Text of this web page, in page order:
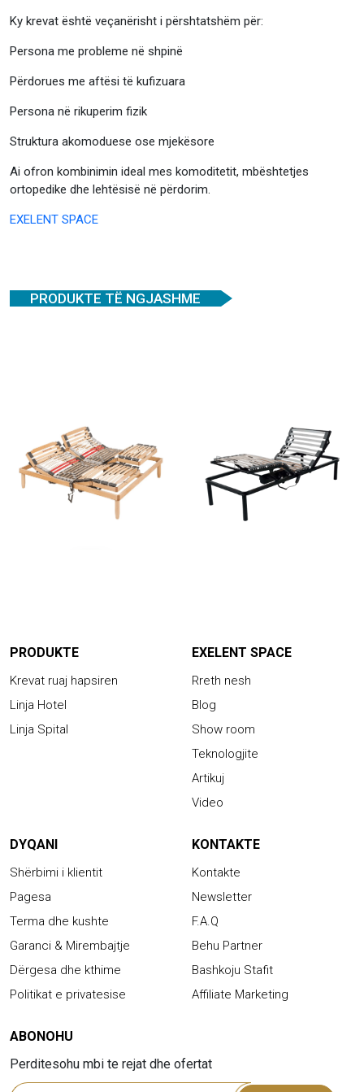
Ky krevat është veçanërisht i përshtatshëm për:
Persona me probleme në shpinë
Përdorues me aftësi të kufizuara
Persona në rikuperim fizik
Struktura akomoduese ose mjekësore
Ai ofron kombinimin ideal mes komoditetit, mbështetjes
ortopedike dhe lehtësisë në përdorim.
EXELENT SPACE
PRODUKTE TË NGJASHME
PRODUKTE
Krevat ruaj hapsiren
Linja Hotel
Linja Spital
EXELENT SPACE
Rreth nesh
Blog
Show room
Teknologjite
Artikuj
Video
DYQANI
Shërbimi i klientit
Pagesa
Terma dhe kushte
Garanci & Mirembajtje
Dërgesa dhe kthime
Politikat e privatesise
KONTAKTE
Kontakte
Newsletter
F.A.Q
Behu Partner
Bashkoju Stafit
Affiliate Marketing
ABONOHU
Perditesohu mbi te rejat dhe ofertat